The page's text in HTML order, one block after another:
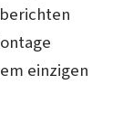
einzigen